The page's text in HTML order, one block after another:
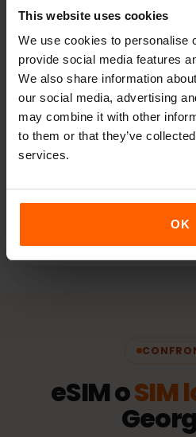
This website uses cookies
We use cookies to personalise
provide social media features
We also share information
our social media, advertising
may combine it with other
to them or that they’ve
services.
OK
serve, senza limiti.
Una sola eSIM per
Aggiungi nuove
esistente tramite la
non servono nuove eSIM.
eSIM oSIM